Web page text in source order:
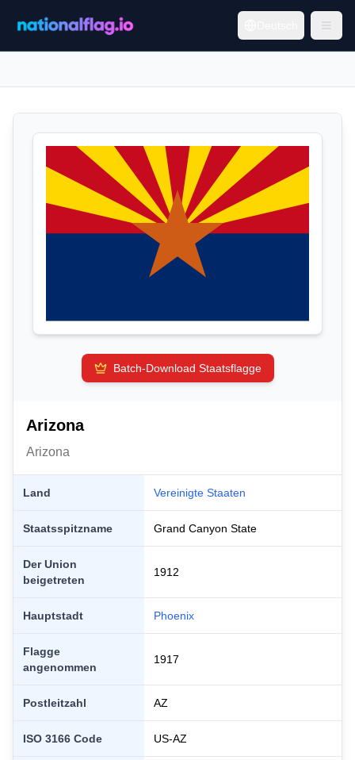
Batch-Download Staatsflagge
Arizona
Arizona
Land Vereinigte Staaten
Staatsspitzname Grand Canyon State
Der Union
beigetreten
1912
Hauptstadt Phoenix
Flagge
angenommen
1917
Postleitzahl AZ
ISO 3166 Code US-AZ